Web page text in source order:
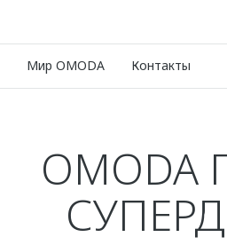
Мир OMODA Контакты